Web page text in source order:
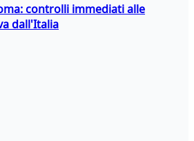
controlli immediati alle
dall'Italia